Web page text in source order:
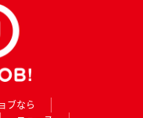
ブなら